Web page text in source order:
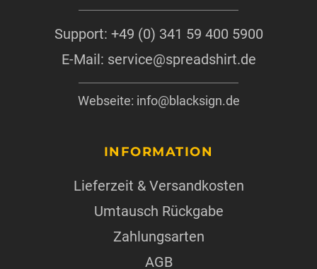
Support: +49 (0) 341 59 400 5900
E-Mail: service@spreadshirt.de
Webseite: info@blacksign.de
INFORMATION
Lieferzeit & Versandkosten
Umtausch Rückgabe
Zahlungsarten
AGB